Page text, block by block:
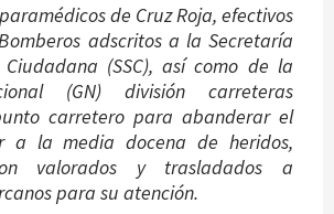
de Cruz Roja, efectivos
adscritos a la Secretaría
(SSC), así como de la
(GN) división carreteras
carretero para abanderar el
a la media docena de heridos,
valorados y trasladados a
para su atención.